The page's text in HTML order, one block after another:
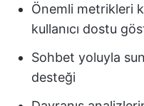
Önemli metrikleri
kullanıcı dostu
Sohbet yoluyla
desteği